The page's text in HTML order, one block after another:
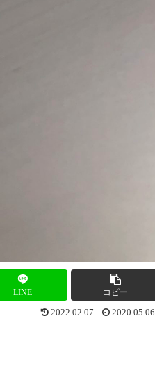
LINE コピー
2022.02.07 2020.05.06